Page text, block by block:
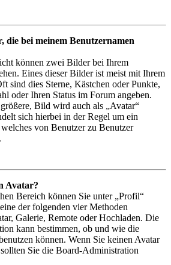
die bei meinem Benutzernamen
können zwei Bilder bei Ihrem
Eines dieser Bilder ist meist mit Ihrem
sind dies Sterne, Kästchen oder Punkte,
oder Ihren Status im Forum angeben.
Bild wird auch als „Avatar“
sich hierbei in der Regel um ein
von Benutzer zu Benutzer
Avatar?
Bereich können Sie unter „Profil“
der folgenden vier Methoden
Galerie, Remote oder Hochladen. Die
kann bestimmen, ob und wie die
können. Wenn Sie keinen Avatar
Sie die Board-Administration